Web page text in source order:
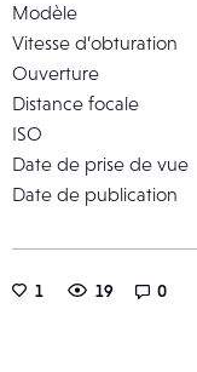
Modèle
Vitesse d’obturation
Ouverture
Distance focale
ISO
Date de prise de vue
Date de publication
1 19 0